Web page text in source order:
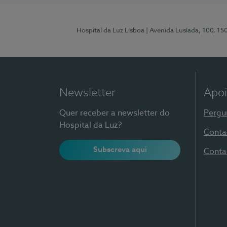
Hospital da Luz Lisboa | Avenida Lusíada, 100,
Newsletter
Quer receber a newsletter do
Hospital da Luz?
Subscreva aqui